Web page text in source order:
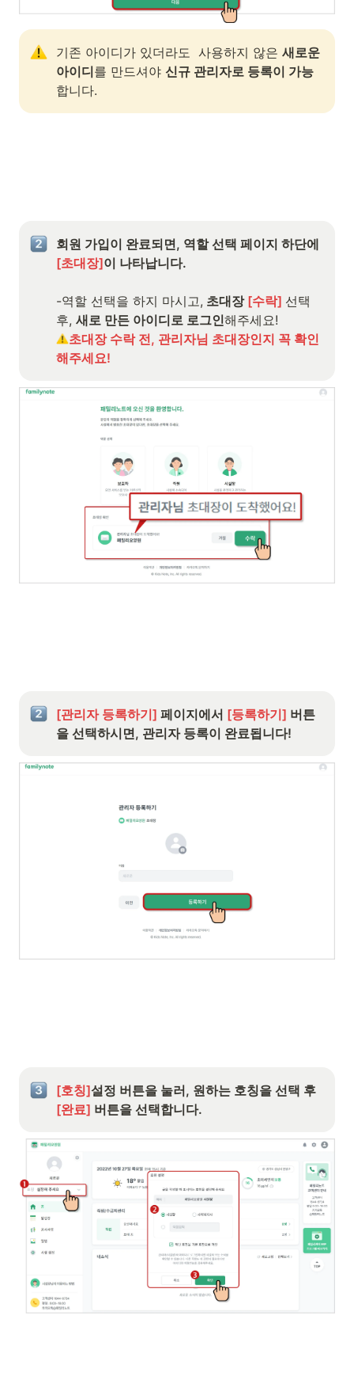
기존 아이디가 있더라도  사용하지 않은 새로운
아이디를 만드셔야 신규 관리자로 등록이 가능
합니다.
[초대장]이 나타납니다.
-역할 선택을 하지 마시고, 초대장 [수락] 선택
후, 새로 만든 아이디로 로그인
초대장 수락 전, 관리자님 초대장인지 꼭 확인
해주세요!
[관리자 등록하기] 페이지에서 [등록하기] 버튼
을 선택하시면, 관리자 등록이 완료됩니다!
[호칭]설정 버튼을 눌러, 원하는 호칭을 선택 후
[완료] 버튼을 선택합니다.